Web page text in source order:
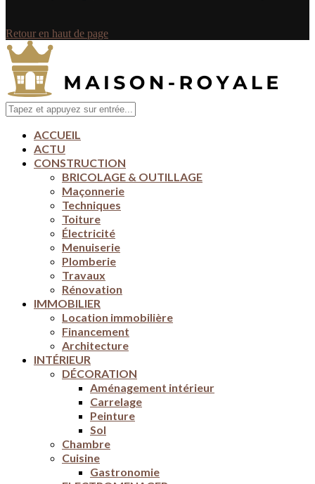
Retour en haut de page
ACCUEIL
ACTU
CONSTRUCTION
BRICOLAGE & OUTILLAGE
Maçonnerie
Techniques
Toiture
Électricité
Menuiserie
Plomberie
Travaux
Rénovation
IMMOBILIER
Location immobilière
Financement
Architecture
INTÉRIEUR
DÉCORATION
Aménagement intérieur
Carrelage
Peinture
Sol
Chambre
Cuisine
Gastronomie